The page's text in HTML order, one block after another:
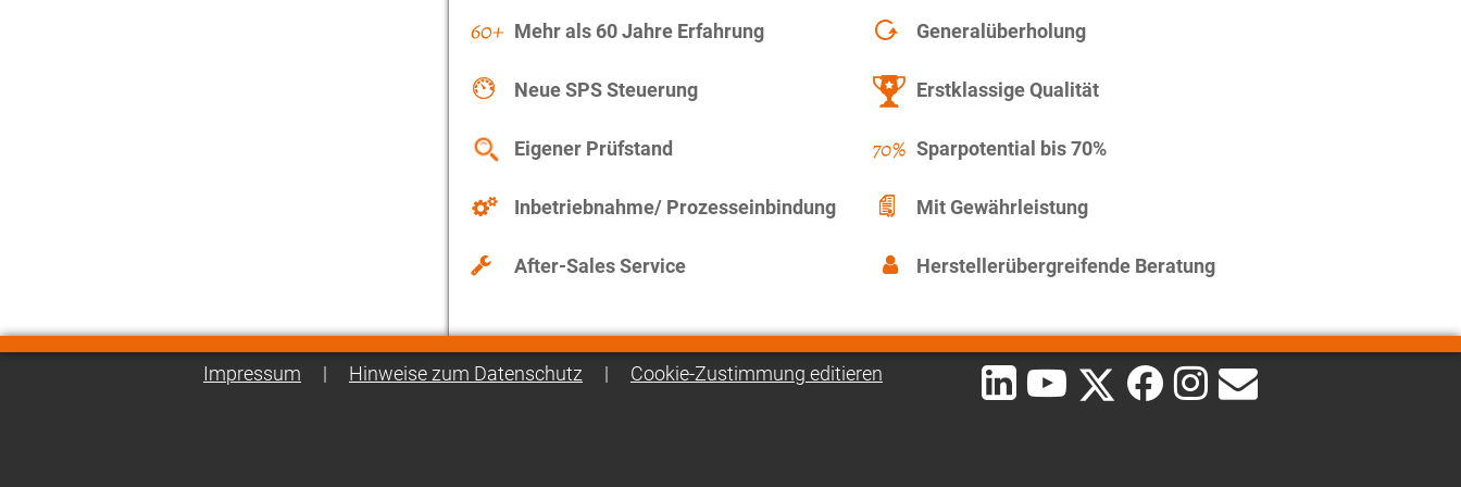
Mehr als 60 Jahre Erfahrung Generalüberholung
Neue SPS Steuerung Erstklassige Qualität
Eigener Prüfstand Sparpotential bis 70%
Inbetriebnahme/ Prozesseinbindung Mit Gewährleistung
After-Sales Service Herstellerübergreifende Beratung
Impressum | Hinweise zum Datenschutz | Cookie-Zustimmung editieren